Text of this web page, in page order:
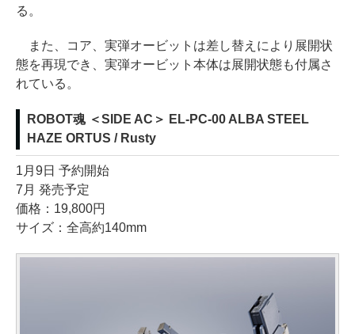
る。
また、コア、実弾オービットは差し替えにより展開状
態を再現でき、実弾オービット本体は展開状態も付属さ
れている。
ROBOT魂 ＜SIDE AC＞ EL-PC-00 ALBA STEEL
HAZE ORTUS / Rusty
1月9日 予約開始
7月 発売予定
価格：19,800円
サイズ：全高約140mm